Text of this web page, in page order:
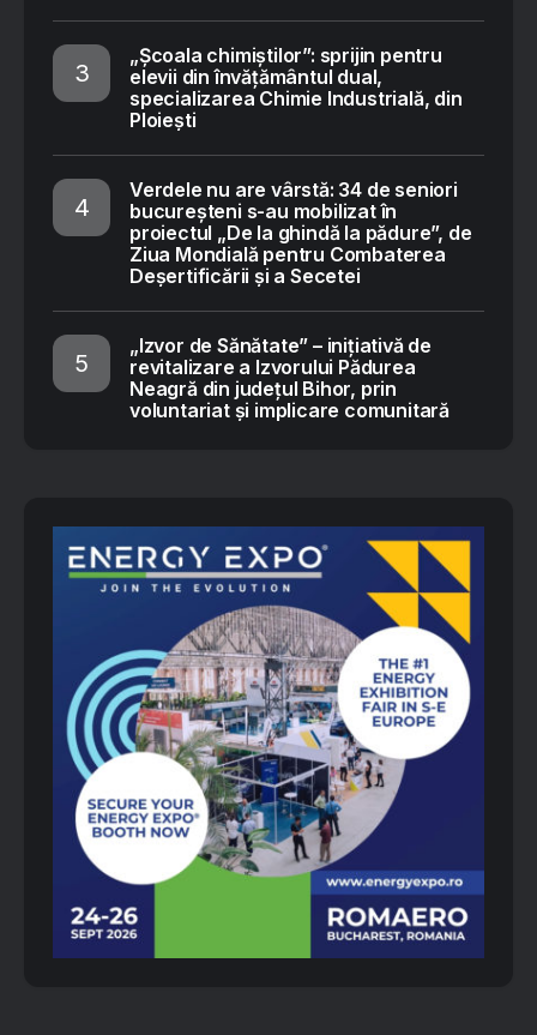
„Școala chimiștilor”: sprijin pentru
elevii din învățământul dual,
specializarea Chimie Industrială, din
Ploiești
Verdele nu are vârstă: 34 de seniori
bucureșteni s-au mobilizat în
proiectul „De la ghindă la pădure”, de
Ziua Mondială pentru Combaterea
Deșertificării și a Secetei
„Izvor de Sănătate” – inițiativă de
revitalizare a Izvorului Pădurea
Neagră din județul Bihor, prin
voluntariat și implicare comunitară